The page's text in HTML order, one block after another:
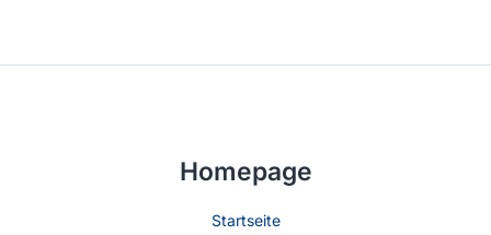
Homepage
Startseite